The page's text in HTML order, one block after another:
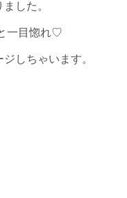
した。
一目惚れ♡
しちゃいます。